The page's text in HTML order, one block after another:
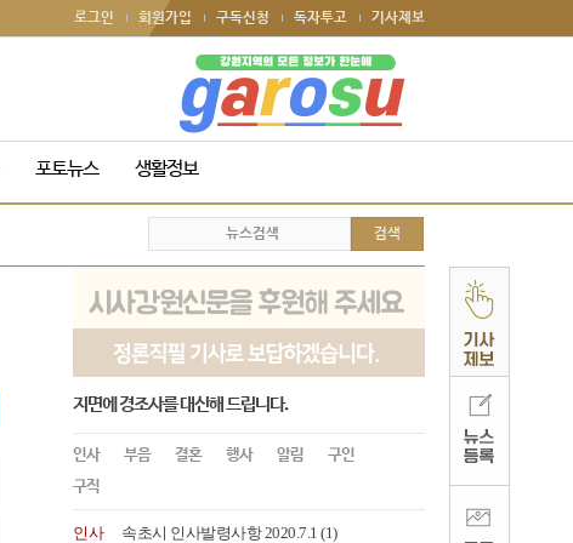
로그인 회원가입 구독신청 독자투고 기사제보
포토뉴스 생활정보
지면에 경조사를 대신해 드립니다.
인사 부음 결혼 행사 알림
구인
구직
인사 속초시 인사발령사항 2020.7.1 (1)